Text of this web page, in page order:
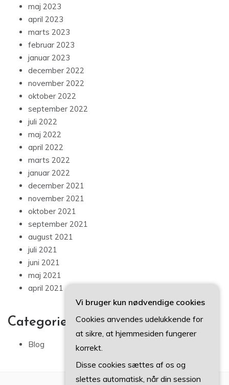
maj 2023
april 2023
marts 2023
februar 2023
januar 2023
december 2022
november 2022
oktober 2022
september 2022
juli 2022
maj 2022
april 2022
marts 2022
januar 2022
december 2021
november 2021
oktober 2021
september 2021
august 2021
juli 2021
juni 2021
maj 2021
april 2021
Categories
Blog
Vi bruger kun nødvendige cookies
Cookies anvendes udelukkende for
at sikre, at hjemmesiden fungerer
korrekt.
Disse cookies sættes af os og
slettes automatisk, når din session